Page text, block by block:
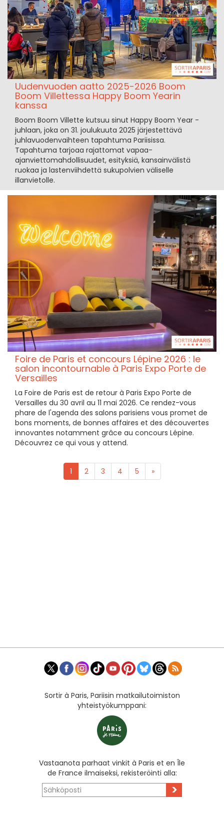
Uudenvuoden aatto 2025-2026 Boom
Boom Villettessa Happy Boom Yearin
kanssa
Boom Boom Villette kutsuu sinut Happy Boom Year -
juhlaan, joka on 31. joulukuuta 2025 järjestettävä
juhlavuodenvaihteen tapahtuma Pariisissa.
Tapahtuma tarjoaa rajattomat vapaa-
ajanviettomahdollisuudet, esityksiä, kansainvälistä
ruokaa ja lastenviihdettä sukupolvien väliselle
illanvietolle.
Foire de Paris et concours Lépine 2026 : le
salon incontournable à Paris Expo Porte de
Versailles
La Foire de Paris est de retour à Paris Expo Porte de
Versailles du 30 avril au 11 mai 2026. Ce rendez-vous
phare de l'agenda des salons parisiens vous promet de
bons moments, de bonnes affaires et des découvertes
innovantes notamment grâce au concours Lépine.
Découvrez ce qui vous y attend.
1 2 3 4 5 »
Sortir à Paris, Pariisin matkailutoimiston
yhteistyökumppani:
Vastaanota parhaat vinkit à Paris et en Île
de France ilmaiseksi, rekisteröinti alla:
>